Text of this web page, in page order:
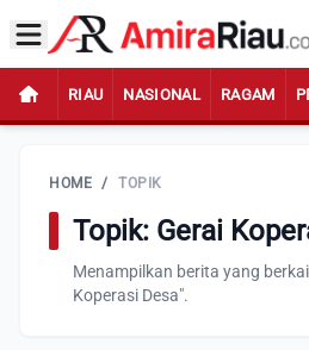
RIAU NASIONAL RAGAM
HOME / TOPIK
Topik: Gerai
Menampilkan berita yang
Koperasi Desa".